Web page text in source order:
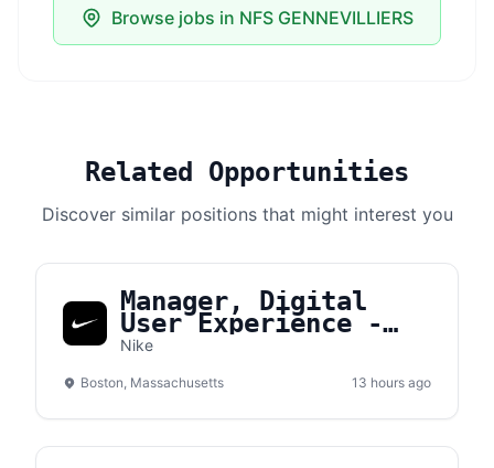
Browse jobs in NFS GENNEVILLIERS
Related Opportunities
Discover similar positions that might interest you
Manager, Digital
User Experience -
Converse
Nike
Boston, Massachusetts 13 hours ago